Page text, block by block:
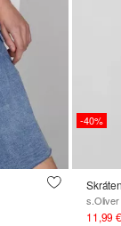
-40%
s.Oliver
11,99